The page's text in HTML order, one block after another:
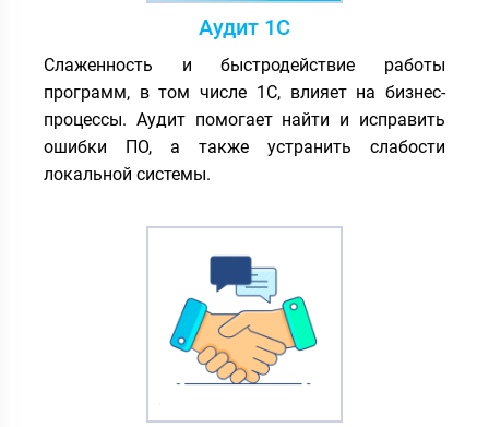
Аудит 1C
Слаженность и быстродействие работы
программ, в том числе 1С, влияет на бизнес-
процессы. Аудит помогает найти и исправить
ошибки ПО, а также устранить слабости
локальной системы.